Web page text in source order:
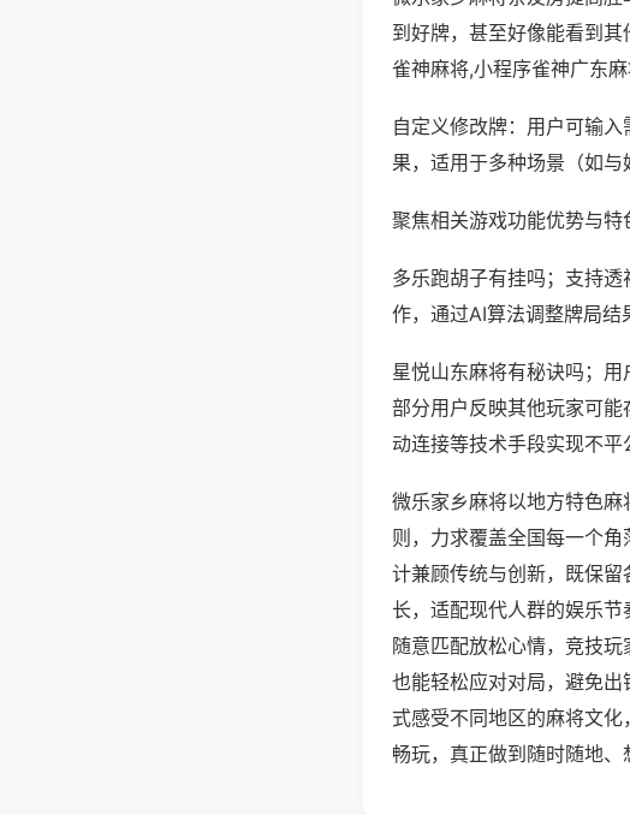
到好牌，甚至好像能看到
雀神麻将,小程序雀神广东
自定义修改牌：用户可输
果，适用于多种场景（如与
聚焦相关游戏功能优势与特
多乐跑胡子有挂吗；支持
作，通过AI算法调整牌局结
星悦山东麻将有秘诀吗；用
部分用户反映其他玩家可能
动连接等技术手段实现不平
微乐家乡麻将以地方特色
则，力求覆盖全国每一个
计兼顾传统与创新，既保
长，适配现代人群的娱乐
随意匹配放松心情，竞技
也能轻松应对对局，避免
式感受不同地区的麻将文
畅玩，真正做到随时随地、